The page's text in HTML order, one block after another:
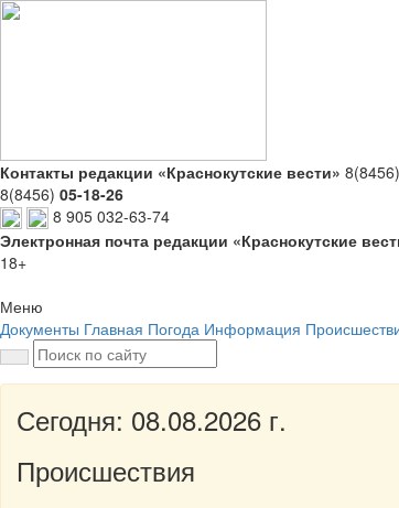
Контакты редакции «Краснокутские вести» 8(8456)
8(8456) 05-18-26
8 905 032-63-74
Электронная почта редакции «Краснокутские
18+
Меню
Документы Главная Погода Информация
Сегодня: 08.08.2026 г.
Происшествия